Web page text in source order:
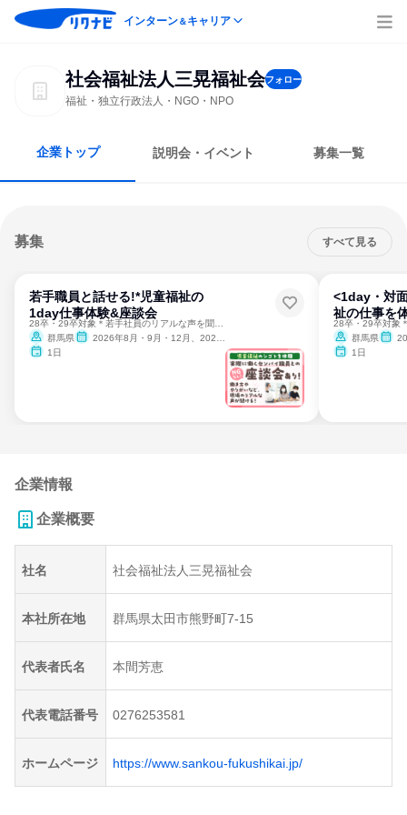
インターン＆キャリア
社会福祉法人三晃福祉会フォロー
福祉・独立行政法人・NGO・NPO
企業トップ 説明会・イベント 募集一覧
募集 すべて見る
若手職員と話せる!*児童福祉の
1day仕事体験&座談会
群馬県
2026年8月・9月・12月、2027年1月
1日
<1day・対
祉の仕事を
群馬県
1日
企業情報
企業概要
社名 社会福祉法人三晃福祉会
本社所在地 群馬県太田市熊野町7-15
代表者氏名 本間芳恵
代表電話番号 0276253581
ホームページ https://www.sankou-fukushikai.jp/